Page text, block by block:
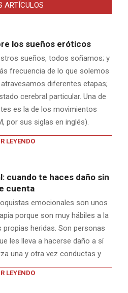
ARTÍCULOS
los sueños eróticos
sueños, todos soñamos; y
frecuencia de lo que solemos
diferentes etapas;
cerebral particular. Una de
es la de los movimientos
por sus siglas en inglés).
LEYENDO
cuando te haces daño sin
cuenta
emocionales son unos
porque son muy hábiles a la
heridas. Son personas
les lleva a hacerse daño a sí
una y otra vez conductas y
LEYENDO